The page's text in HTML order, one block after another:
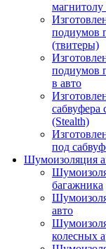
подиумов
(твитеры)
подиумов
в авто
сабвуфера
(Stealth)
под
Шумоизоляция
багажника
авто
колесных